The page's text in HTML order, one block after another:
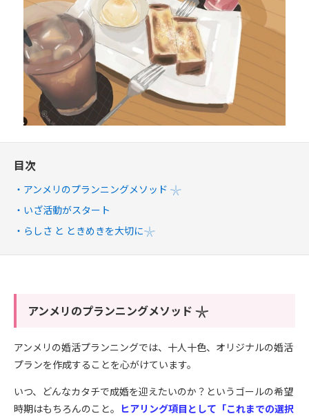
目次
アンメリのプランニングメソッド 𓇼
いざ活動がスタート
らしさ と ときめきを大切に𓇼
アンメリのプランニングメソッド 𓇼
アンメリの婚活プランニングでは、十人十色、オリジナルの婚活
プランを作成することを心がけています。
いつ、どんなカタチで成婚を迎えたいのか？というゴールの希望
時期はもちろんのこと。 ヒアリング項目として「これまでの選択